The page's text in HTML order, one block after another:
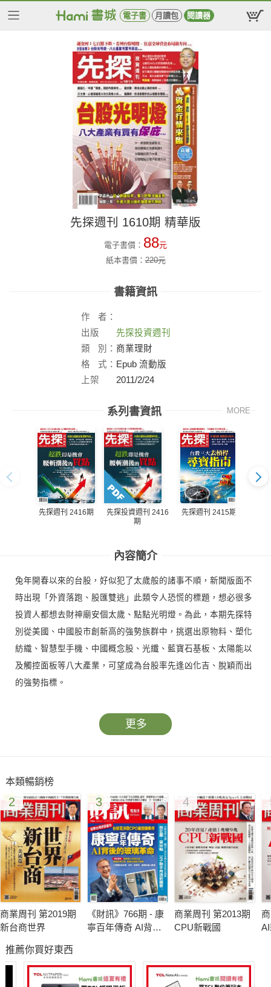
電子書 月讀包 閱讀器
先探週刊 1610期 精華版
電子書價： 88元
紙本書價：220元
書籍資訊
作
者：
出版
社：
先探投資週刊
類
別： 商業理財
格
式： Epub 流動版
上架
2011/2/24
系列書資訊 MORE
先探週刊 2416期
先探投資週刊 2416
期
先探週刊 2415期
內容簡介
兔年開春以來的台股，好似犯了太歲般的諸事不順，新聞版面不
時出現「外資落跑、股匯雙逃」此類令人恐慌的標題，想必很多
投資人都想去財神廟安個太歲、點點光明燈。為此，本期先探特
別從美國、中國股市創新高的強勢族群中，挑選出原物料、塑化
紡織、智慧型手機、中國概念股、光纖、藍寶石基板、太陽能以
及觸控面板等八大產業，可望成為台股率先逢凶化吉、脫穎而出
的強勢指標。
更多
本類暢銷榜
2
商業周刊 第2019期
新台商世界
3
《財訊》766期 - 康
寧百年傳奇 AI背後
4
商業周刊 第2013期
CPU新戰國
推薦你買好東西